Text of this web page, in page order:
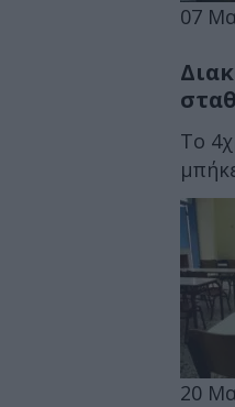
07
Το
20